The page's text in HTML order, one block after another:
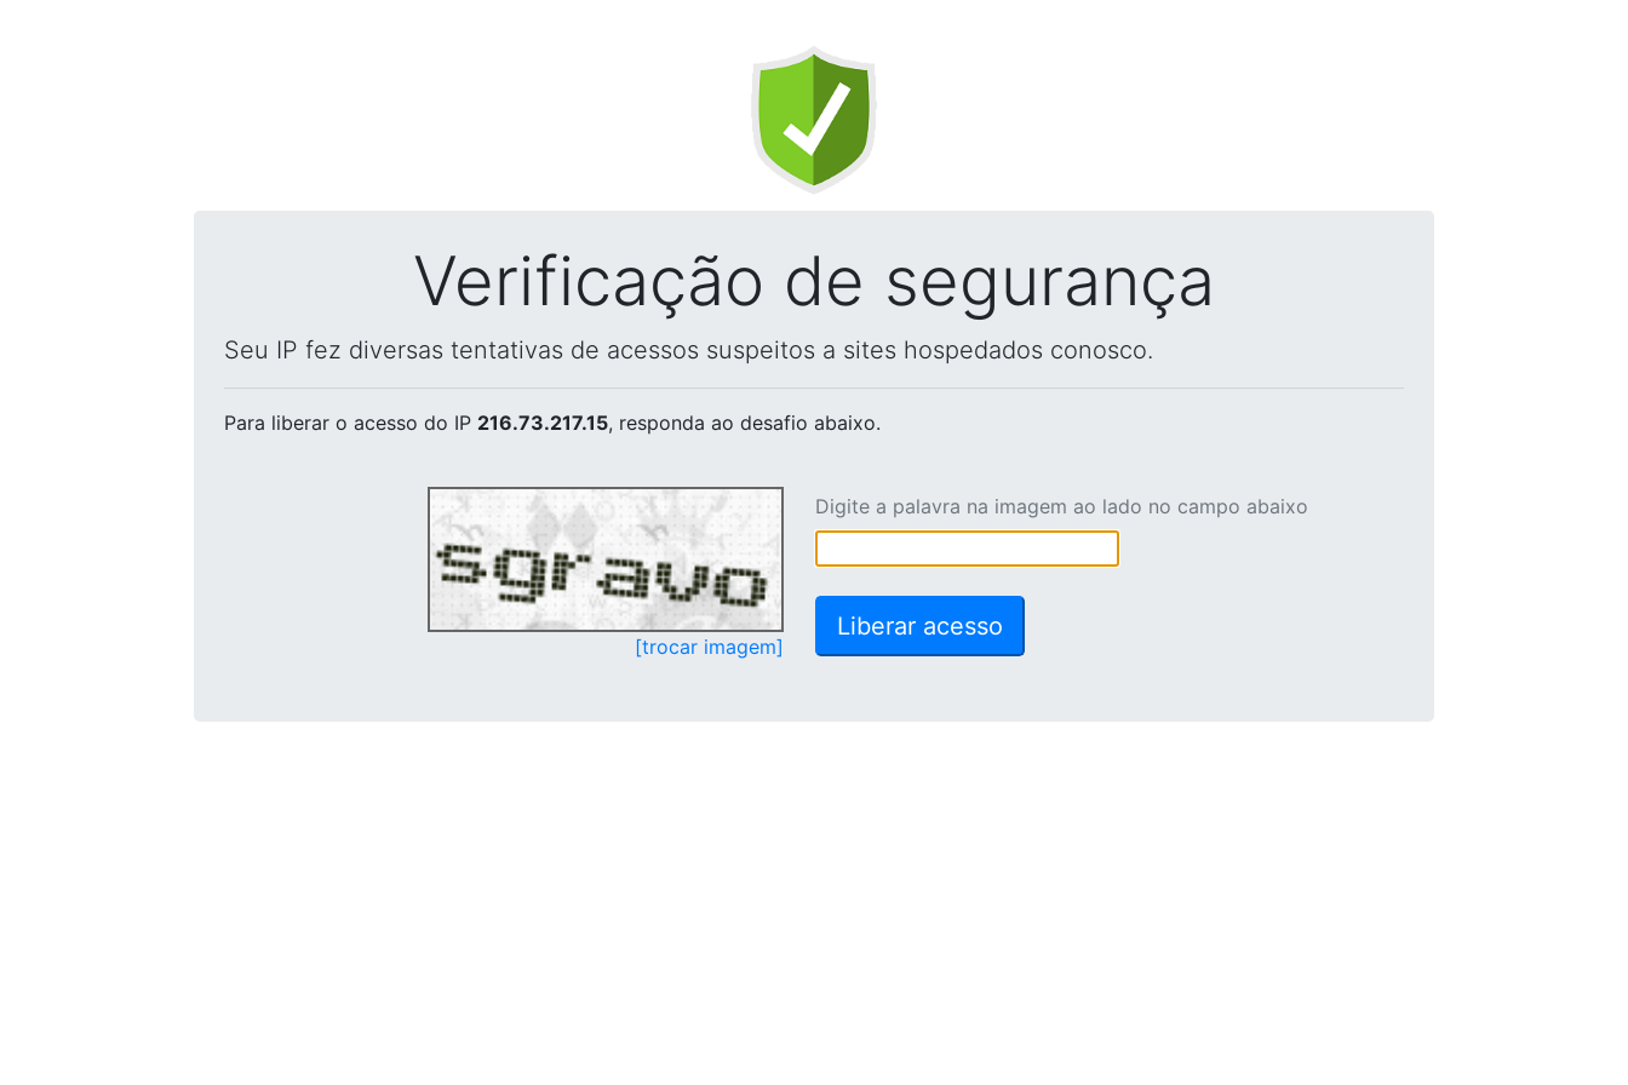
Verificação de segurança
Seu IP fez diversas tentativas de acessos suspeitos a sites hospedados conosco.
Para liberar o acesso do IP 216.73.217.15, responda ao desafio abaixo.
[trocar imagem]
Digite a palavra na imagem ao lado no campo abaixo